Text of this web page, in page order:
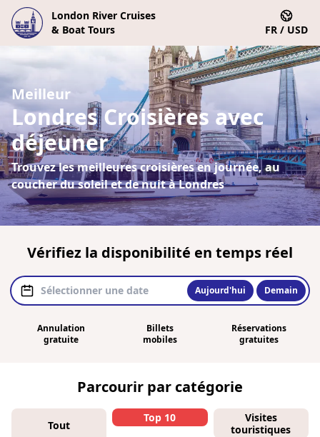
London River Cruises
& Boat Tours
FR / USD
Meilleur
Londres Croisières avec
déjeuner
Trouvez les meilleures croisières en journée, au
coucher du soleil et de nuit à Londres
Vérifiez la disponibilité en temps réel
Aujourd'hui Demain
Annulation
gratuite
Billets
mobiles
Réservations
gratuites
Parcourir par catégorie
Tout
Top 10
Visites
touristiques